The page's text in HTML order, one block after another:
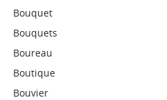
Bouquet
Bouquets
Boureau
Boutique
Bouvier